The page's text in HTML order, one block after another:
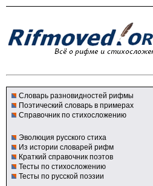
Словарь разновидностей рифмы
Поэтический словарь в примерах
Справочник по стихосложению
Эволюция русского стиха
Из истории словарей рифм
Краткий справочник поэтов
Тесты по стихосложению
Тесты по русской поэзии